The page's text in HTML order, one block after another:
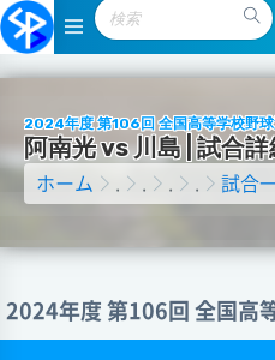
2024年度 第106回 全国高等学校野球
阿南光vs川島 試合詳
ホーム 試合
2024年度 第106回 全国高